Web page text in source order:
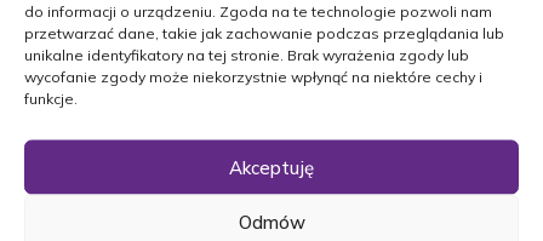
do informacji o urządzeniu. Zgoda na te technologie pozwoli nam
przetwarzać dane, takie jak zachowanie podczas przeglądania lub
unikalne identyfikatory na tej stronie. Brak wyrażenia zgody lub
wycofanie zgody może niekorzystnie wpłynąć na niektóre cechy i
funkcje.
Akceptuję
Odmów
Kisielinie
Stary Kisielin-Pocztowa, 66-002 Zielona
UDOSTĘPNIJ NEKROLOG